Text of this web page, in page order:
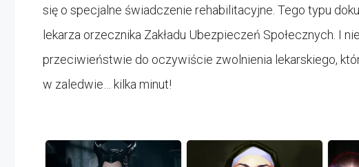
się o specjalne świadczenie rehabilitacyjne. Tego typu
lekarza orzecznika Zakładu Ubezpieczeń Społecznych. I
przeciwieństwie do oczywiście zwolnienia lekarskiego,
w zaledwie… kilka minut!